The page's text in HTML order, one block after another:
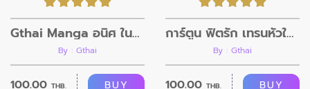
Gthai Manga อนิศ ในแดนมหัศจรรย์
By : Gthai
100.00 THB. BUY
การ์ตูน ฟิตรัก เทรนหัวใจ ตอนที่6
By : Gthai
100.00 THB. BUY